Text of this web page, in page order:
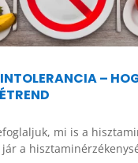
–
mi is a
a